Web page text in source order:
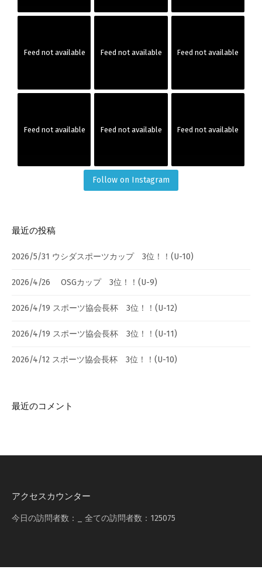
Feed not available Feed not available Feed not available
Feed not available Feed not available Feed not available
Follow on Instagram
最近の投稿
2026/5/31 ウシダスポーツカップ 3位！！(U-10)
2026/4/26 OSGカップ 3位！！(U-9)
2026/4/19 スポーツ協会長杯 3位！！(U-12)
2026/4/19 スポーツ協会長杯 3位！！(U-11)
2026/4/12 スポーツ協会長杯 3位！！(U-10)
最近のコメント
アクセスカウンター
今日の訪問者数： 全ての訪問者数： 125075